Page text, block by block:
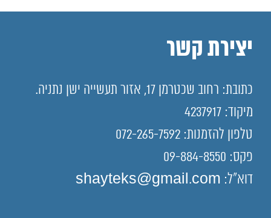
יצירת קשר
כתובת: רחוב שכטרמן 17, אזור תעשייה ישן נתניה.
מיקוד: 4237917
טלפון להזמנות: 072-265-7592
פקס: 09-884-8550
דוא"ל: shayteks@gmail.com